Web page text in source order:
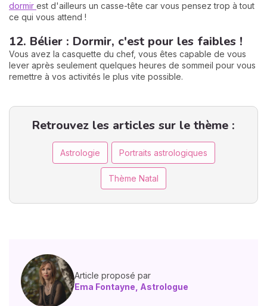
dormir est d'ailleurs un casse-tête car vous pensez trop à tout
ce qui vous attend !
12. Bélier : Dormir, c'est pour les faibles !
Vous avez la casquette du chef, vous êtes capable de vous
lever après seulement quelques heures de sommeil pour vous
remettre à vos activités le plus vite possible.
Retrouvez les articles sur le thème :
Astrologie Portraits astrologiques
Thème Natal
Article proposé par
Ema Fontayne, Astrologue